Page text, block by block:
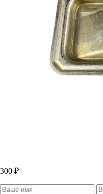
300 ₽